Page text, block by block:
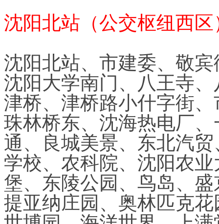
沈阳北站（公交枢纽西
沈阳北站、市建委、敬
沈阳大学南门、八王寺
津桥、津桥路小什字街
珠林桥东、沈海热电厂
通、良城美景、东北汽
学校、农科院、沈阳农
堡、东陵公园、鸟岛、
提亚纳庄园、奥林匹克